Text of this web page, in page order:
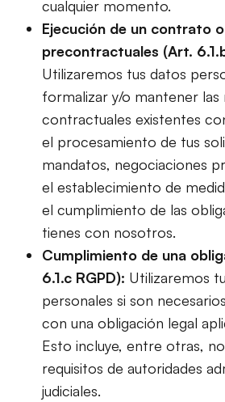
cualquier momento.
Ejecución de un contrato
precontractuales (Art.
Utilizaremos tus datos
formalizar y/o mantener las
contractuales existentes
el procesamiento de tus
mandatos, negociaciones
el establecimiento de
el cumplimiento de las
tienes con nosotros.
Cumplimiento de una
6.1.c RGPD): Utilizaremos
personales si son
con una obligación legal
Esto incluye, entre otras,
requisitos de autoridades
judiciales.